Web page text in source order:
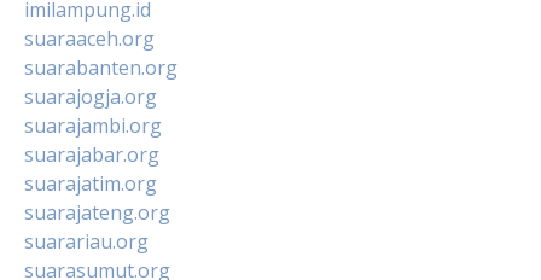
imilampung.id
suaraaceh.org
suarabanten.org
suarajogja.org
suarajambi.org
suarajabar.org
suarajatim.org
suarajateng.org
suarariau.org
suarasumut.org